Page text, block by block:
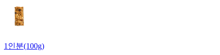
1인분(100g)